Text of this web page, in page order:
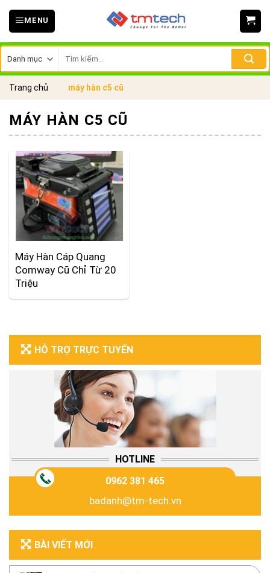
Skip
MENU
kiếm:
Trang chủ máy hàn c5 cũ
HỖ TRỢ TRỰC TUYẾN
HOTLINE
0962 381 465
badanh@tm-tech.vn
BÀI VIẾT MỚI
MÁY HÀN C5 CŨ
Máy Hàn Cáp Quang
Comway Cũ Chỉ Từ 20
Triệu